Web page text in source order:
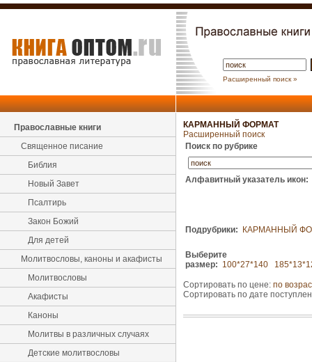
Расширенный поиск »
Православные книги
Священное писание
Библия
Новый Завет
Псалтирь
Закон Божий
Для детей
Молитвословы, каноны и акафисты
Молитвословы
Акафисты
Каноны
Молитвы в различных случаях
Детские молитвословы
КАРМАННЫЙ ФОРМАТ
Расширенный поиск
Поиск по рубрике
Алфавитный указатель икон:
Подрубрики: КАРМАННЫЙ
Выберите
размер: 100*27*140
Сортировать по цене: по
Сортировать по дате